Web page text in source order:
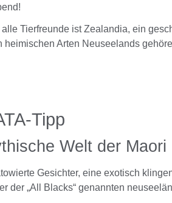
alle Tierfreunde ist Zealandia, ein
heimischen Arten Neuseelands
Tipp
Welt der Maori
Gesichter, eine exotisch
der „All Blacks“ genannten